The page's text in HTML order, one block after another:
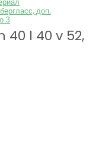
40 l 40 v 52,